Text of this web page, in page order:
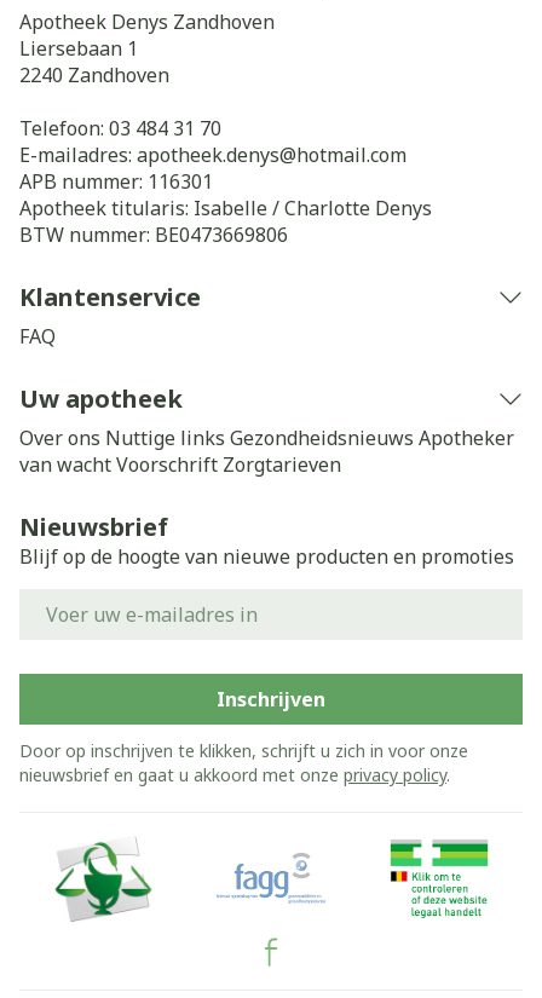
Apotheek Denys Zandhoven
Liersebaan 1
2240 Zandhoven
Telefoon: 03 484 31 70
E-mailadres: apotheek.denys@hotmail.com
APB nummer: 116301
Apotheek titularis: Isabelle / Charlotte Denys
BTW nummer: BE0473669806
Klantenservice
FAQ
Uw apotheek
Over ons Nuttige links Gezondheidsnieuws Apotheker
van wachtVoorschrift Zorgtarieven
Nieuwsbrief
Blijf op de hoogte van nieuwe producten en promoties
Inschrijven
Door op inschrijven te klikken, schrijft u zich in voor onze
nieuwsbrief en gaat u akkoord met onze privacy policy.